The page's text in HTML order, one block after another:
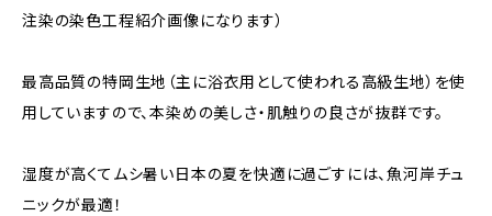
注染の染色工程紹介画像になります）
最高品質の特岡生地（主に浴衣用として使われる高級生地）を使
用していますので、本染めの美しさ・肌触りの良さが抜群です。
湿度が高くてムシ暑い日本の夏を快適に過ごすには、魚河岸チュ
ニックが最適！